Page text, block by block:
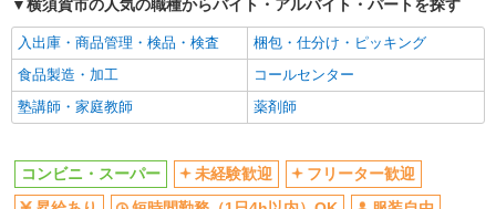
販売・接客サービス
コンビニ・スーパー
同じ特徴から求人を探す
服装自由
オープニングスタッフ
扶養内勤務OK
副業・WワークOK
横須賀市の人気の職種からバイト・アルバイト・パートを探す
入出庫・商品管理・検品・検査
梱包・仕分け・ピッキング
食品製造・加工
コールセンター
塾講師・家庭教師
薬剤師
コンビニ・スーパー 未経験歓迎
フリーター歓迎